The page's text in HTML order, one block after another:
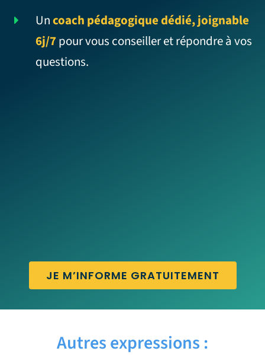
Uncoach pédagogique dédié, joignable
6j/7pour vous conseiller et répondre à vos
questions.
JE M’INFORME GRATUITEMENT
Autres expressions :